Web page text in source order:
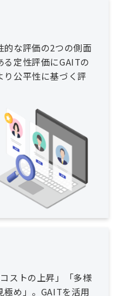
的な評価の2つの側面
定性評価にGAITの
り公平性に基づく評
ストの上昇」「多様
め」。GAITを活用